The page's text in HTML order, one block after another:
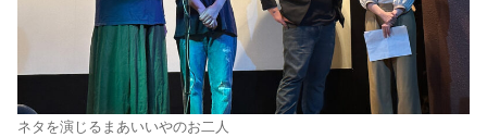
ネタを演じるまあいいやのお二人